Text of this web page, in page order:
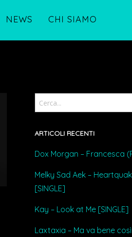
NEWS CHI SIAMO
ARTICOLI RECENTI
Dox Morgan – Francesca
Melky Sad Aek –
[SINGLE]
Kay – Look at Me [SINGLE]
Laxtaxia – Ma va bene così